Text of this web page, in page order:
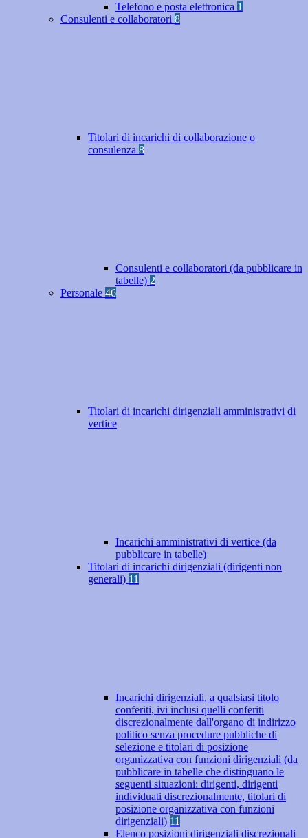
Telefono e posta elettronica 1
Consulenti e collaboratori 8
Titolari di incarichi di collaborazione o
consulenza 8
Consulenti e collaboratori (da pubblicare in
tabelle) 2
Personale 46
Titolari di incarichi dirigenziali amministrativi di
vertice
Incarichi amministrativi di vertice (da
pubblicare in tabelle)
Titolari di incarichi dirigenziali (dirigenti non
generali) 11
Incarichi dirigenziali, a qualsiasi titolo
conferiti, ivi inclusi quelli conferiti
discrezionalmente dall'organo di indirizzo
politico senza procedure pubbliche di
selezione e titolari di posizione
organizzativa con funzioni dirigenziali (da
pubblicare in tabelle che distinguano le
seguenti situazioni: dirigenti, dirigenti
individuati discrezionalmente, titolari di
posizione organizzativa con funzioni
dirigenziali) 11
Elenco posizioni dirigenziali discrezionali